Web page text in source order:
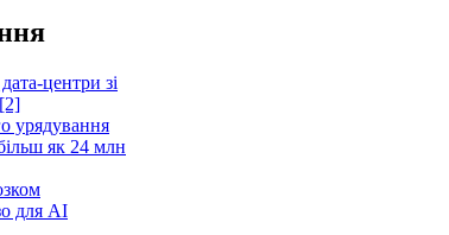
центри зі
урядування
як 24 млн
для AI